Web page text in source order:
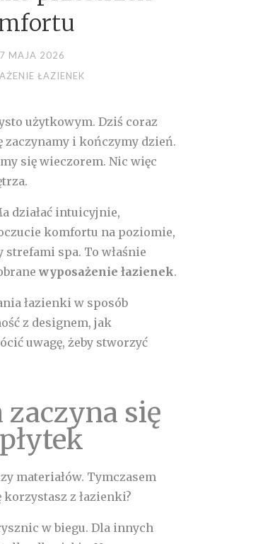
MAJA 2026
ŁAZIENEK
użytkowym. Dziś coraz
i kończymy dzień.
się wieczorem. Nic więc
działać intuicyjnie,
komfortu na poziomie,
spa. To właśnie
wyposażenie łazienek.
łazienki w sposób
z designem, jak
uwagę, żeby stworzyć
zaczyna się
materiałów. Tymczasem
z łazienki?
w biegu. Dla innych